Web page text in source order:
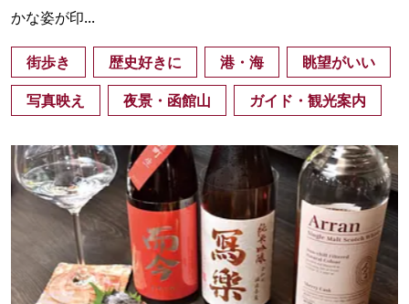
かな姿が印...
街歩き 歴史好きに 港・海
眺望がいい
写真映え
夜景・函館山 ガイド・観光案内